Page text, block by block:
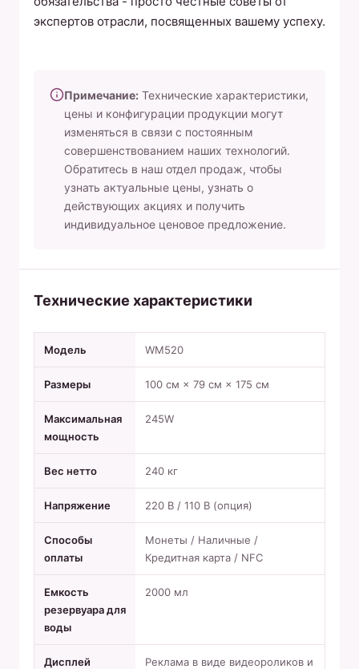
экспертов отрасли, посвященных вашему успеху.
Примечание: Технические характеристики,
цены и конфигурации продукции могут
изменяться в связи с постоянным
совершенствованием наших технологий.
Обратитесь в наш отдел продаж, чтобы
узнать актуальные цены, узнать о
действующих акциях и получить
индивидуальное ценовое предложение.
Технические характеристики
Модель WM520
Размеры 100 см × 79 см × 175 см
Максимальная
мощность
245W
Вес нетто 240 кг
Напряжение 220 В / 110 В (опция)
Способы
оплаты
Монеты / Наличные /
Кредитная карта / NFC
Емкость
резервуара для
воды
2000 мл
Дисплей
Реклама в виде видеороликов и